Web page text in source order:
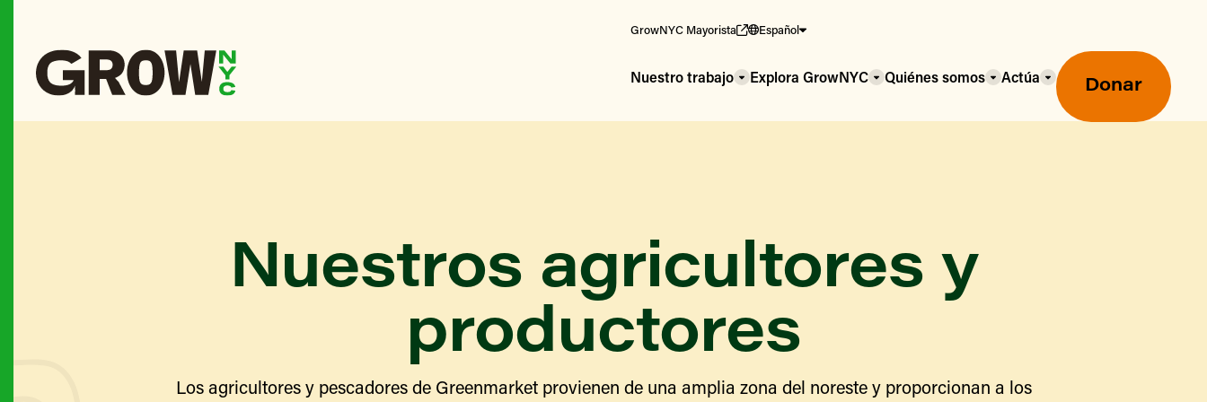
GrowNYC Mayorista Español
Nuestro trabajo
Uso de SNAP y beneficios
Explora GrowNYC Quiénes somos Actúa Donar
Nuestros agricultores y
productores
Los agricultores y pescadores de Greenmarket provienen de una amplia zona del noreste y proporcionan a los